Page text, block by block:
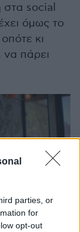
parties, or
for
opt-out
στα social
όμως το
κι
να πάρει